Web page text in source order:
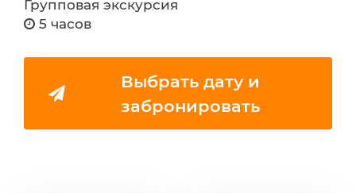
Групповая экскурсия
5 часов
Выбрать дату и
забронировать